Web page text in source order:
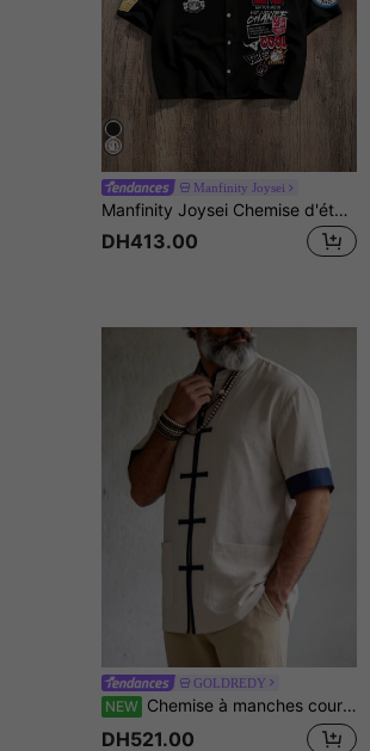
Manfinity Joysei
Manfinity Joysei Chemise d'été à manches courtes décontractée pour homme avec imprimé slogan
DH413.00
GOLDREDY
NEW Chemise à manches courtes à boutons rétro pour hommes GOLDREDY, chemise décontractée d'été ample et respirante avec col chinois blocs de couleurs
DH521.00